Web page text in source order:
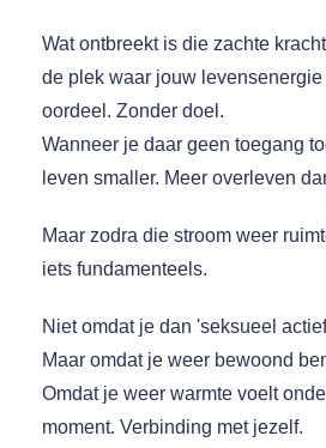
Wat ontbreekt is die zachte
de plek waar jouw
oordeel. Zonder doel.
Wanneer je daar geen toegang
leven smaller. Meer overleven
Maar zodra die stroom weer
iets fundamenteels.
Niet omdat je dan 'seksueel
Maar omdat je weer bewoond
Omdat je weer warmte voelt
moment. Verbinding met jezelf.